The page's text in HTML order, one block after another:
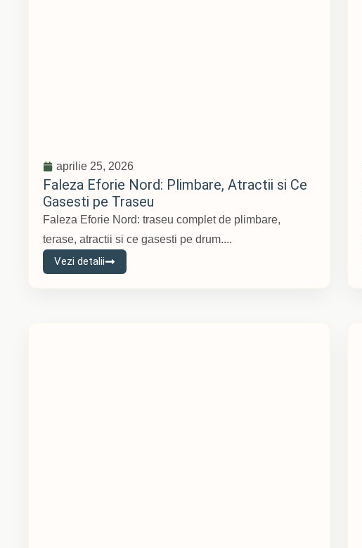
aprilie 25, 2026
Faleza Eforie Nord: Plimbare, Atractii si Ce
Gasesti pe Traseu
Faleza Eforie Nord: traseu complet de plimbare,
terase, atractii si ce gasesti pe drum....
Vezi detalii